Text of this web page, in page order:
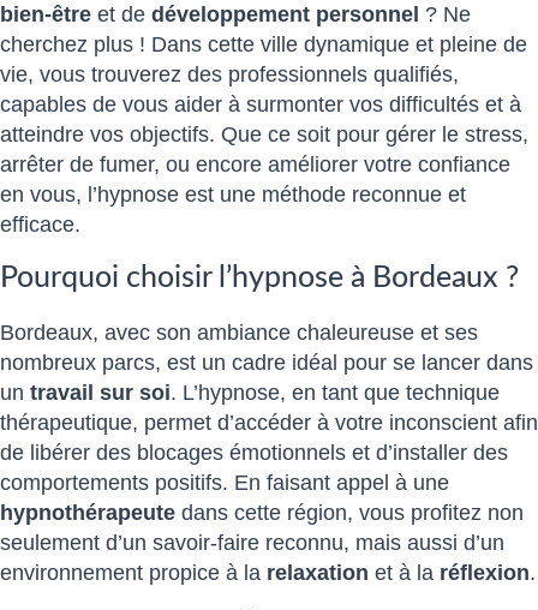
bien-être et de développement personnel ? Ne
cherchez plus ! Dans cette ville dynamique et pleine de
vie, vous trouverez des professionnels qualifiés,
capables de vous aider à surmonter vos difficultés et à
atteindre vos objectifs. Que ce soit pour gérer le stress,
arrêter de fumer, ou encore améliorer votre confiance
en vous, l’hypnose est une méthode reconnue et
efficace.
Pourquoi choisir l’hypnose à Bordeaux ?
Bordeaux, avec son ambiance chaleureuse et ses
nombreux parcs, est un cadre idéal pour se lancer dans
un travail sur soi. L’hypnose, en tant que technique
thérapeutique, permet d’accéder à votre inconscient afin
de libérer des blocages émotionnels et d’installer des
comportements positifs. En faisant appel à une
hypnothérapeute dans cette région, vous profitez non
seulement d’un savoir-faire reconnu, mais aussi d’un
environnement propice à la relaxation et à la réflexion.